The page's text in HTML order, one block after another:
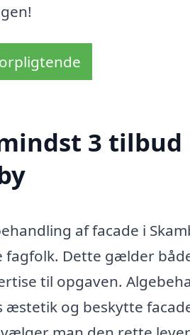
3 tilbud
af facade i
Dette gælder
til opgaven.
og beskytte